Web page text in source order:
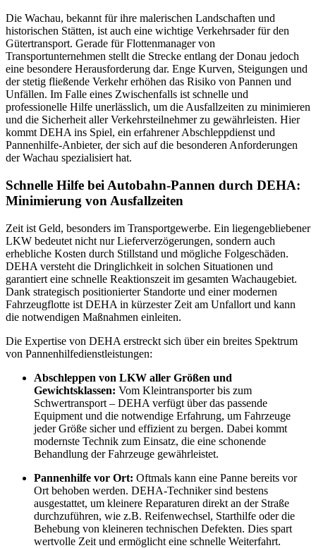
Die Wachau, bekannt für ihre malerischen Landschaften und
historischen Stätten, ist auch eine wichtige Verkehrsader für den
Gütertransport. Gerade für Flottenmanager von
Transportunternehmen stellt die Strecke entlang der Donau jedoch
eine besondere Herausforderung dar. Enge Kurven, Steigungen und
der stetig fließende Verkehr erhöhen das Risiko von Pannen und
Unfällen. Im Falle eines Zwischenfalls ist schnelle und
professionelle Hilfe unerlässlich, um die Ausfallzeiten zu minimieren
und die Sicherheit aller Verkehrsteilnehmer zu gewährleisten. Hier
kommt DEHA ins Spiel, ein erfahrener Abschleppdienst und
Pannenhilfe-Anbieter, der sich auf die besonderen Anforderungen
der Wachau spezialisiert hat.
Schnelle Hilfe bei Autobahn-Pannen durch DEHA:
Minimierung von Ausfallzeiten
Zeit ist Geld, besonders im Transportgewerbe. Ein liegengebliebener
LKW bedeutet nicht nur Lieferverzögerungen, sondern auch
erhebliche Kosten durch Stillstand und mögliche Folgeschäden.
DEHA versteht die Dringlichkeit in solchen Situationen und
garantiert eine schnelle Reaktionszeit im gesamten Wachaugebiet.
Dank strategisch positionierter Standorte und einer modernen
Fahrzeugflotte ist DEHA in kürzester Zeit am Unfallort und kann
die notwendigen Maßnahmen einleiten.
Die Expertise von DEHA erstreckt sich über ein breites Spektrum
von Pannenhilfedienstleistungen:
Abschleppen von LKW aller Größen und
Gewichtsklassen: Vom Kleintransporter bis zum
Schwertransport – DEHA verfügt über das passende
Equipment und die notwendige Erfahrung, um Fahrzeuge
jeder Größe sicher und effizient zu bergen. Dabei kommt
modernste Technik zum Einsatz, die eine schonende
Behandlung der Fahrzeuge gewährleistet.
Pannenhilfe vor Ort: Oftmals kann eine Panne bereits vor
Ort behoben werden. DEHA-Techniker sind bestens
ausgestattet, um kleinere Reparaturen direkt an der Straße
durchzuführen, wie z.B. Reifenwechsel, Starthilfe oder die
Behebung von kleineren technischen Defekten. Dies spart
wertvolle Zeit und ermöglicht eine schnelle Weiterfahrt.